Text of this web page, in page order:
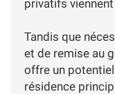
privatifs
Tandis que
et de remise au
offre un
résidence